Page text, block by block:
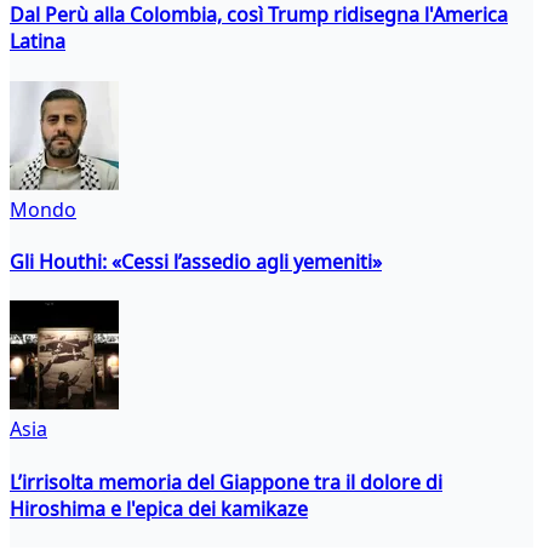
Dal Perù alla Colombia, così Trump ridisegna l'America
Latina
Mondo
Gli Houthi: «Cessi l’assedio agli yemeniti»
Asia
L’irrisolta memoria del Giappone tra il dolore di
Hiroshima e l'epica dei kamikaze